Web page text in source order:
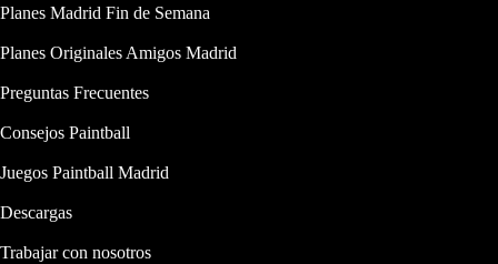
Planes Madrid Fin de Semana
Planes Originales Amigos Madrid
Preguntas Frecuentes
Consejos Paintball
Juegos Paintball Madrid
Descargas
Trabajar con nosotros